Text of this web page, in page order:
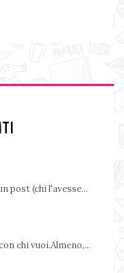
post (chi l'avesse...
chi vuoi.Almeno,...